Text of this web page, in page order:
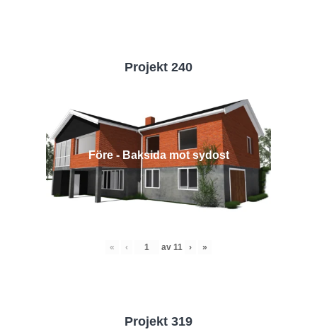
Projekt 240
Före - Baksida mot sydost
« ‹ av 11 › »
Projekt 319